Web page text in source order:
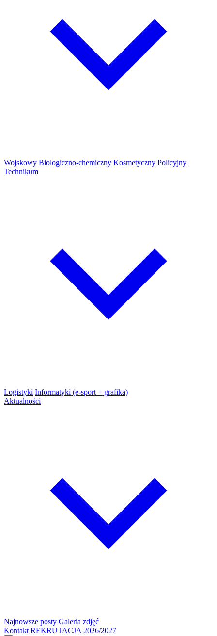
Wojskowy Biologiczno-chemiczny Kosmetyczny Policyjny
Technikum
Logistyki Informatyki (e-sport + grafika)
Aktualności
Najnowsze posty Galeria zdjęć
Kontakt REKRUTACJA 2026/2027